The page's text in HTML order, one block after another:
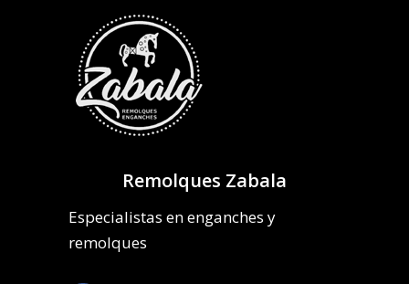
Remolques Zabala
Especialistas en enganches y
remolques